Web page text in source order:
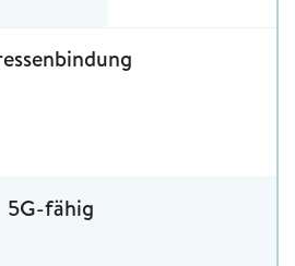
5G-fähig